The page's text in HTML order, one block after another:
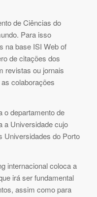
de Ciências do
Para isso
na base ISI Web of
de citações dos
revistas ou jornais
colaborações
o departamento de
a Universidade cujo
Universidades do Porto
internacional coloca a
irá ser fundamental
assim como para